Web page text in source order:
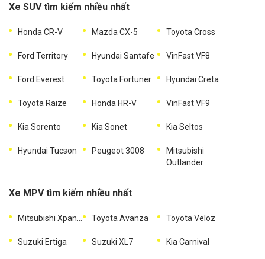
Xe SUV tìm kiếm nhiều nhất
Honda CR-V Mazda CX-5 Toyota Cross
Ford Territory Hyundai Santafe VinFast VF8
Ford Everest Toyota Fortuner Hyundai Creta
Toyota Raize Honda HR-V VinFast VF9
Kia Sorento Kia Sonet Kia Seltos
Hyundai Tucson Peugeot 3008
Mitsubishi
Outlander
Xe MPV tìm kiếm nhiều nhất
Toyota Avanza Toyota Veloz
Suzuki Ertiga Suzuki XL7 Kia Carnival